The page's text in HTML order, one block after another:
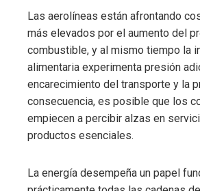
Las aerolíneas están afrontando
más elevados por el aumento del
combustible, y al mismo tiempo la
alimentaria experimenta presión
encarecimiento del transporte y la
consecuencia, es posible que los
empiecen a percibir alzas en
productos esenciales.
La energía desempeña un papel